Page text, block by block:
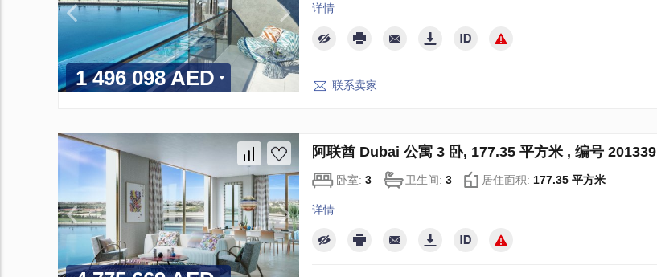
1 496 098 AED
详情
联系卖家
阿联酋 Dubai 公寓 3 卧, 177.35 平方米 , 编号 201339
卧室: 3 卫生间: 3 居住面积: 177.35 平方米
详情